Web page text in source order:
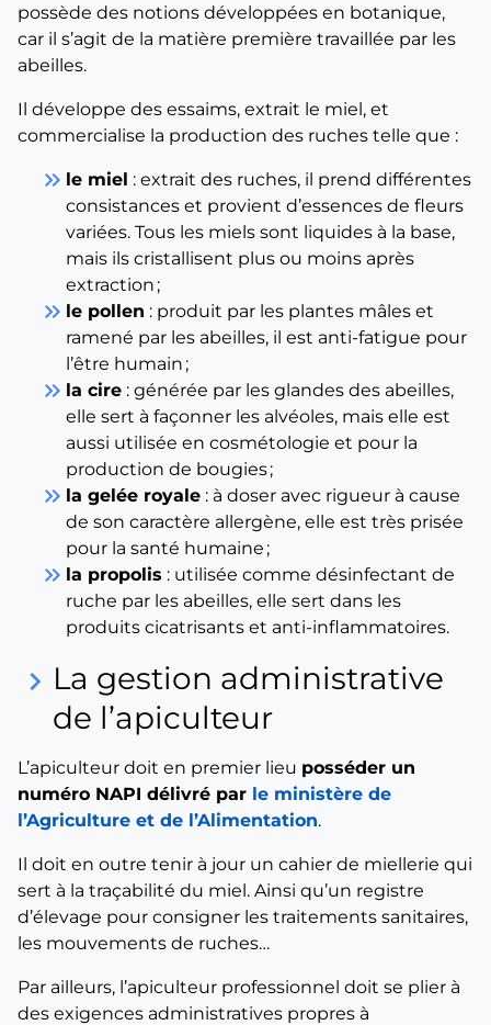
possède des notions développées en botanique,
car il s’agit de la matière première travaillée par les
abeilles.
Il développe des essaims, extrait le miel, et
commercialise la production des ruches telle que :
keyboard_double_arrow_right le miel : extrait des ruches, il prend différentes
consistances et provient d’essences de fleurs
variées. Tous les miels sont liquides à la base,
mais ils cristallisent plus ou moins après
extraction ;
keyboard_double_arrow_right le pollen : produit par les plantes mâles et
ramené par les abeilles, il est anti-fatigue pour
l’être humain ;
keyboard_double_arrow_right la cire : générée par les glandes des abeilles,
elle sert à façonner les alvéoles, mais elle est
aussi utilisée en cosmétologie et pour la
production de bougies ;
keyboard_double_arrow_right la gelée royale : à doser avec rigueur à cause
de son caractère allergène, elle est très prisée
pour la santé humaine ;
keyboard_double_arrow_right la propolis : utilisée comme désinfectant de
ruche par les abeilles, elle sert dans les
produits cicatrisants et anti-inflammatoires.
keyboard_arrow_right La gestion administrative
de l’apiculteur
L’apiculteur doit en premier lieu posséder un
numéro NAPI délivré par le ministère de
l’Agriculture et de l’Alimentation.
Il doit en outre tenir à jour un cahier de miellerie qui
sert à la traçabilité du miel. Ainsi qu’un registre
d’élevage pour consigner les traitements sanitaires,
les mouvements de ruches…
Par ailleurs, l’apiculteur professionnel doit se plier à
des exigences administratives propres à